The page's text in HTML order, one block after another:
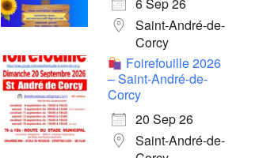
6 Sep 26
Saint-André-de-
Corcy
Foirefouille 2026
– Saint-André-de-
Corcy
20 Sep 26
Saint-André-de-